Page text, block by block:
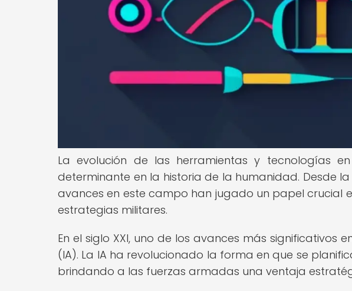
La evolución de las herramientas y tecnologías
determinante en la historia de la humanidad. Desde
avances en este campo han jugado un papel crucial
estrategias militares.
En el siglo XXI, uno de los avances más significativos
(IA). La IA ha revolucionado la forma en que se
brindando a las fuerzas armadas una ventaja